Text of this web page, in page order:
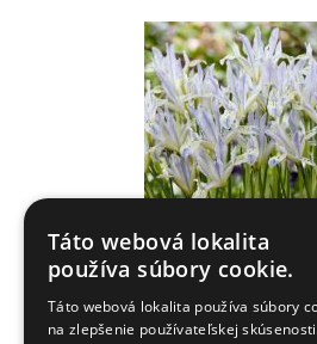
Iris reticulata -
Táto webová lokalita
používa súbory cookie.
Táto webová lokalita používa súbory
na zlepšenie používateľskej